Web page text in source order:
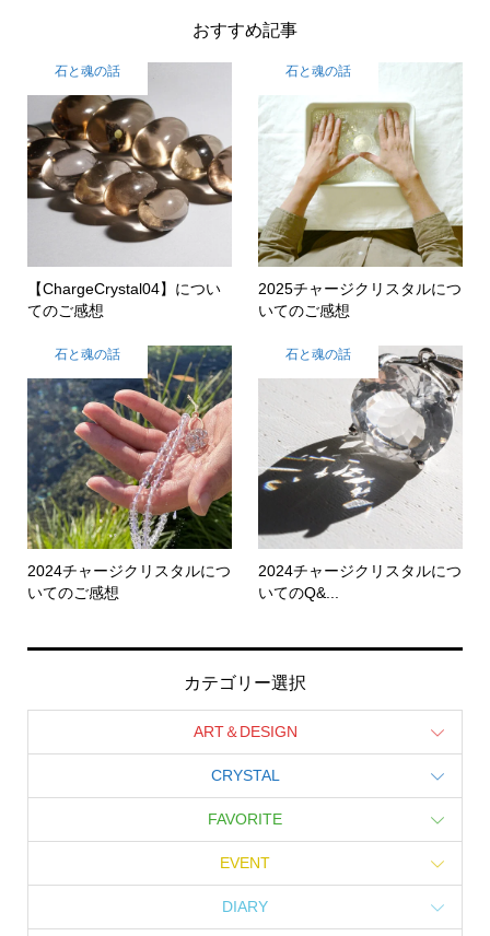
おすすめ記事
石と魂の話
【ChargeCrystal04】につい
てのご感想
石と魂の話
2025チャージクリスタルにつ
いてのご感想
石と魂の話
2024チャージクリスタルにつ
いてのご感想
石と魂の話
2024チャージクリスタルにつ
いてのQ&...
カテゴリー選択
ART＆DESIGN
CRYSTAL
FAVORITE
EVENT
DIARY